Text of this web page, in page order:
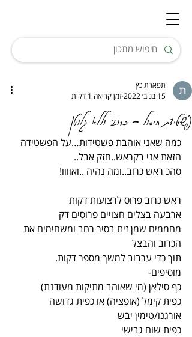
פשטידת חיסול - כרוב וללא גלוטן
תפארת כץ
15 בנוב׳ 2022
זמן קריאה 1 דקות
כמה שאני אוהבת פשטידות…על הפשטידה
הזאת אני בקראש..חזק אבל..
סהכ ראש כרוב..ומה נהיה ..ואוווו!
ראש כרוב פרוס לרצועות דקות
ארבעה בצלים חצויים פרוסים דק
מחממים שמן זית בסיר רחב ומשחימים את
הכרוב והבצל
תוך כדי ערבוב למשך מספר דקות.
מוסיפים-
כף סילאן (מי שאוהב מתיקות מעודנת)
כפית קימל (אופציה) או כפית גדושה
אורגנו/טימין יבש
כפית שום גבישי